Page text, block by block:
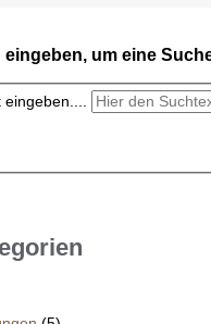
eingeben, um eine
eingeben....